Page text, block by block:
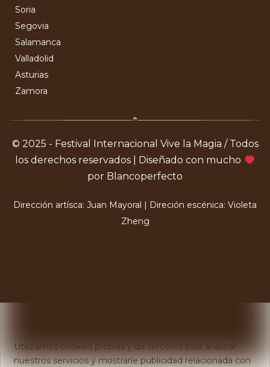
Soria
Segovia
Salamanca
Valladolid
Asturias
Zamora
© 2025 - Festival Internacional Vive la Magia / Todos
los derechos reservados | Diseñado con mucho
por Blancoperfecto
Dirección artísca: Juan Mayoral | Direción escénica: Violeta
Zheng
Utilizamos cookies propias y de terceros para analizar
nuestros servicios y mostrarle publicidad relacionada con